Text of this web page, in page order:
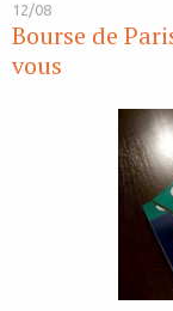
12/08
Bourse de
vous